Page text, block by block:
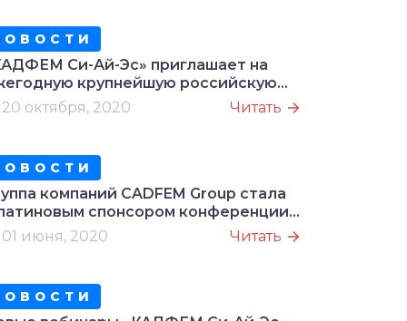
Си-Ай-Эс» приглашает на
крупнейшую российскую
конференцию в области
систем инженерного
20 октября, 2020 Читать
компаний CADFEM Group стала
спонсором конференции
Simulation World
01 июня, 2020 Читать